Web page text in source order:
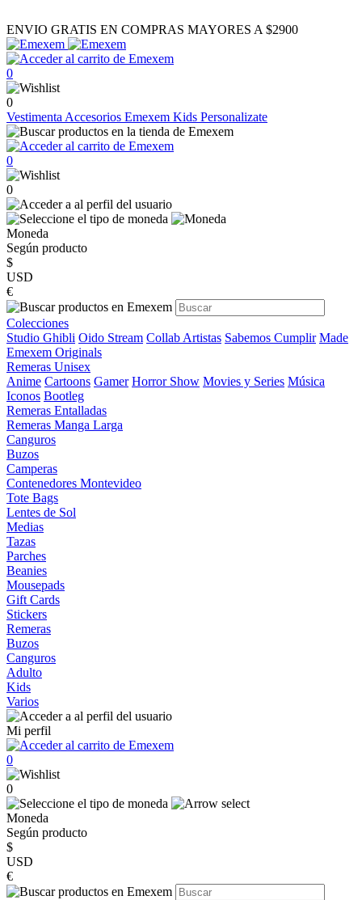
ENVIO GRATIS EN COMPRAS MAYORES A $2900
0
0
Vestimenta Accesorios Emexem Kids Personalizate
0
0
Moneda
Según producto
$
USD
€
Colecciones
Studio Ghibli Oido Stream Collab Artistas Sabemos Cumplir Made
Emexem Originals
Remeras Unisex
Anime Cartoons Gamer Horror Show Movies y Series Música
Iconos Bootleg
Remeras Entalladas
Remeras Manga Larga
Canguros
Buzos
Camperas
Contenedores Montevideo
Tote Bags
Lentes de Sol
Medias
Tazas
Parches
Beanies
Mousepads
Gift Cards
Stickers
Remeras
Buzos
Canguros
Adulto
Kids
Varios
Mi perfil
0
0
Moneda
Según producto
$
USD
€